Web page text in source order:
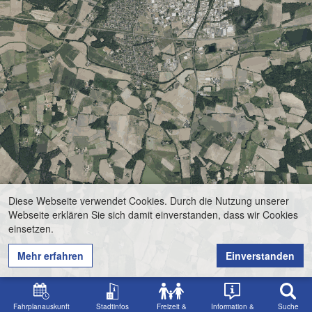
Fahrplanauskunft Stadtinfos
Freizeit &
Information &
Suche
Diese Webseite verwendet Cookies. Durch die Nutzung unserer
Webseite erklären Sie sich damit einverstanden, dass wir Cookies
einsetzen.
Mehr erfahren
Einverstanden